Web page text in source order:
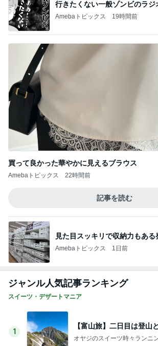
行きたくない一般ゾンビのラジ
Amebaトピックス 19時間前
買って良かった華やかに見えるブラウス
Amebaトピックス 22時間前
記事を読む
見た目スッキリで収納力もある
Amebaトピックス 1日前
ジャンル人気記事ランキング
スイーツ・デザートマニア
1
【富山旅】二日目は登山
オヤジのスイーツ時々ランニ